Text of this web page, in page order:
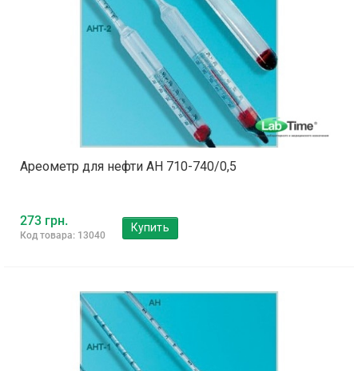
Ареометр для нефти АН 710-740/0,5
273 грн.
Код товара: 13040
Купить